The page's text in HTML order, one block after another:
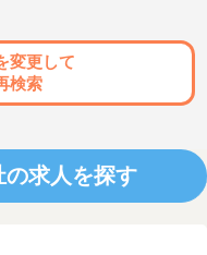
変更して
検索
求人を探す